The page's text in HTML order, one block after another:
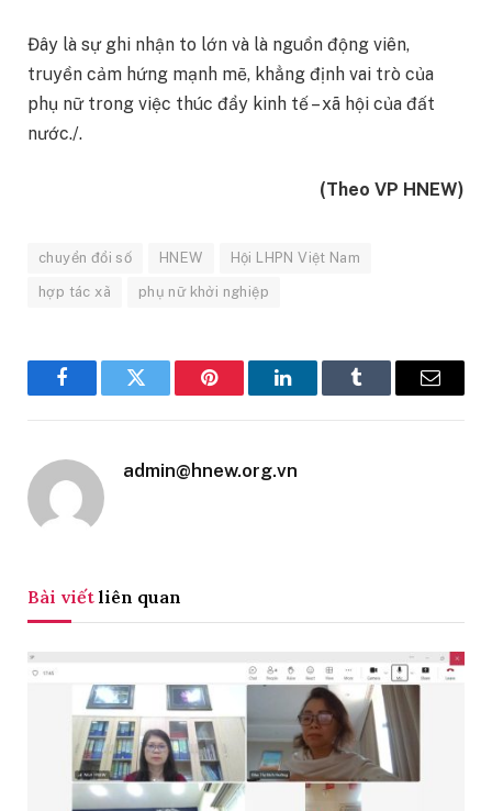
Đây là sự ghi nhận to lớn và là nguồn động viên,
truyền cảm hứng mạnh mẽ, khẳng định vai trò của
phụ nữ trong việc thúc đẩy kinh tế – xã hội của đất
nước./.
(Theo VP HNEW)
chuyển đổi số HNEW Hội LHPN Việt Nam
hợp tác xã phụ nữ khởi nghiệp
FacebookTwitter Pinterest LinkedInTumblr Email
admin@hnew.org.vn
Bài viết liên quan